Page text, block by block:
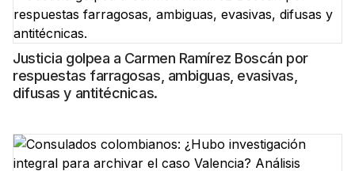
Justicia golpea a Carmen Ramírez Boscán por
respuestas farragosas, ambiguas, evasivas,
difusas y antitécnicas.